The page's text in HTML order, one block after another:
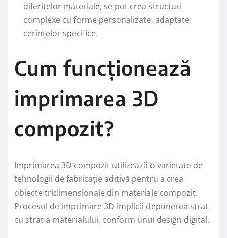
diferitelor materiale, se pot crea structuri
complexe cu forme personalizate, adaptate
cerințelor specifice.
Cum funcționează
imprimarea 3D
compozit?
Imprimarea 3D compozit utilizează o varietate de
tehnologii de fabricație aditivă pentru a crea
obiecte tridimensionale din materiale compozit.
Procesul de imprimare 3D implică depunerea strat
cu strat a materialului, conform unui design digital.